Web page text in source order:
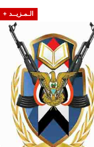
الـمـزيــد +